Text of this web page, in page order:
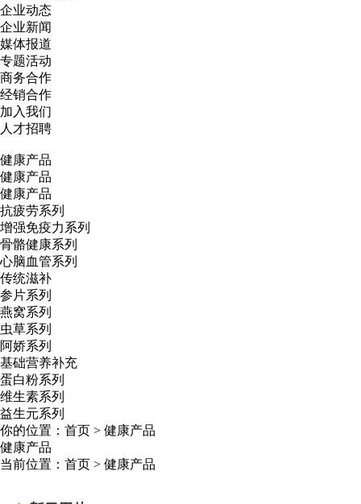
企业动态
企业新闻
媒体报道
专题活动
商务合作
经销合作
加入我们
人才招聘
健康产品
健康产品
健康产品
抗疲劳系列
增强免疫力系列
骨骼健康系列
心脑血管系列
传统滋补
参片系列
燕窝系列
虫草系列
阿娇系列
基础营养补充
蛋白粉系列
维生素系列
益生元系列
你的位置： 首页 > 健康产品
健康产品
当前位置： 首页 > 健康产品